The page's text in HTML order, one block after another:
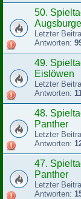
50.
Letzter
Antworten:
49.
Eislöwen
Letzter
Antworten:
48.
Panther
Letzter
Antworten:
47.
Panther
Letzter
Antworten: